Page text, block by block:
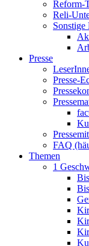
Reform-
Reli-
Sonstige
Presse
Presse-
FAQ
Themen
1